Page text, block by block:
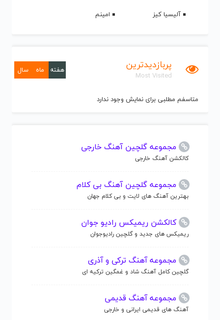
آلیسیا کیز
امینم
پربازدیدترین
Most Visited
هفته ماه سال
متاسفم مطلبی برای نمایش وجود ندارد
مجموعه گلچین آهنگ خارجی
کالکشن آهنگ خارجی
مجموعه گلچین آهنگ بی کلام
بهترین آهنگ های لایت و بی کلام جهان
کالکشن ریمیکس رادیو جوان
ریمیکس های جدید و گلچین رادیوجوان
مجموعه آهنگ ترکی و آذری
گلچین کامل آهنگ شاد و غمگین ترکیه ای
مجموعه آهنگ قدیمی
آهنگ های قدیمی ایرانی و خارجی